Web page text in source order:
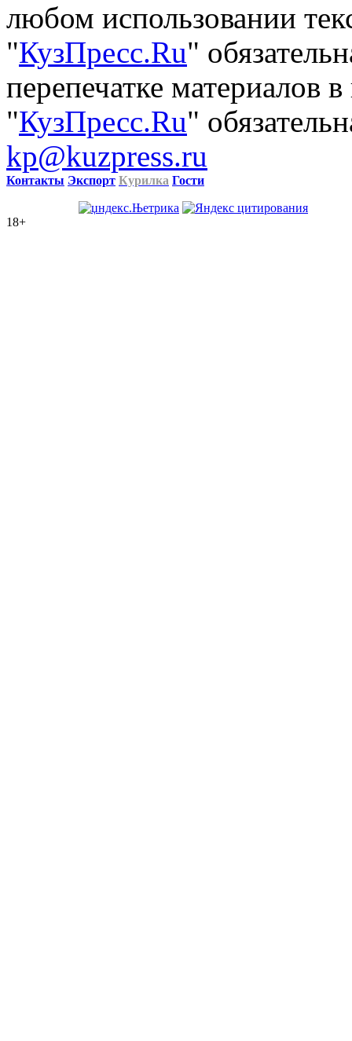
любом использовании
"КузПресс.Ru"
перепечатке материалов
"КузПресс.Ru"
kp@kuzpress.ru
Контакты Экспорт Курилка Гости
18+